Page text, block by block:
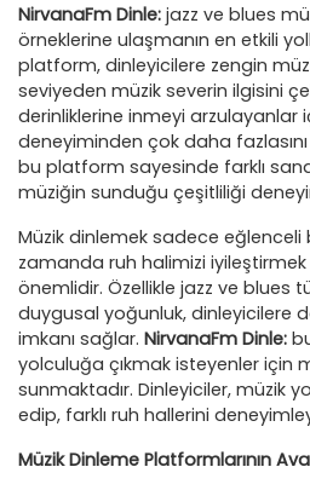
NirvanaFm Dinle: jazz ve blues
örneklerine ulaşmanın en etkili
platform, dinleyicilere zengin
seviyeden müzik severin ilgisini
derinliklerine inmeyi arzulayanlar
deneyiminden çok daha
bu platform sayesinde farklı
müziğin sunduğu çeşitliliği
Müzik dinlemek sadece eğlenceli
zamanda ruh halimizi
önemlidir. Özellikle jazz ve blues
duygusal yoğunluk, dinleyicilere
imkanı sağlar. NirvanaFm Dinle:
yolculuğa çıkmak isteyenler için
sunmaktadır. Dinleyiciler, müzik
edip, farklı ruh hallerini
Müzik Dinleme Platformlarının